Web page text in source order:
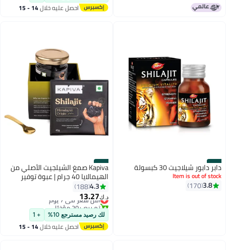
احصل عليه خلال 14 - 15
#29
دابر دابور شيلاجيت 30 كبسولة
Item is out of stock
3.8
170
#30 Kapiva صمغ الشيلجيت الأصلي من
الهيمالايا 40 جرام | عبوة توفير
ممتازة | 250 ملغ/حصة | للطاقة،
أيورفيدي
4.3
188
د.ك‏13.27
أقل سعر في 7 يوم
تم بيع +20 مؤخرًا
أقل سعر في 7 يوم
لك رصيد مسترجع 10% + 1
احصل عليه خلال 14 - 15